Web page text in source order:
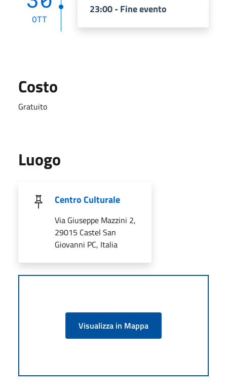
OTT
23:00 - Fine evento
Costo
Gratuito
Luogo
Centro Culturale
Via Giuseppe Mazzini 2,
29015 Castel San
Giovanni PC, Italia
Visualizza in Mappa